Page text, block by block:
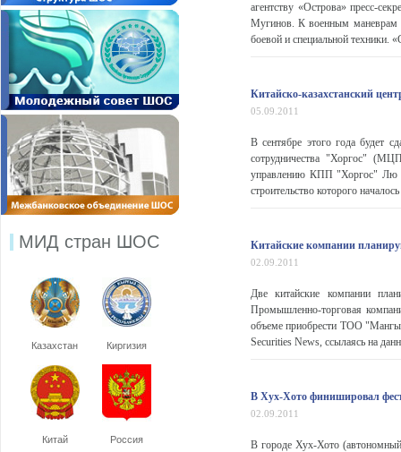
МИД стран ШОС
Казахстан Киргизия
Китай Россия
агентству «Острова» пресс-
Мугинов. К военным маневрам
боевой и специальной техники.
Китайско-казахстанский
05.09.2011
В сентябре этого года будет
сотрудничества "Хоргос"
управлению КПП "Хоргос" Лю
строительство которого
Китайские компании
02.09.2011
Две китайские компании
Промышленно-торговая
объеме приобрести ТОО
Securities News, ссылаясь на
В Хух-Хото финишировал
02.09.2011
В городе Хух-Хото